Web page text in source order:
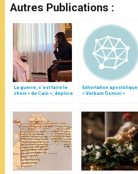
Autres Publications :
La guerre, c’est faire le
choix « de Caïn », déplore
Exhortation apostolique
« Verbum Domini »